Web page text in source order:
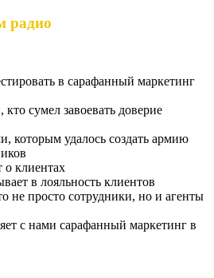
радио
в сарафанный маркетинг
сумел завоевать доверие
которым удалось создать армию
о клиентах
в лояльность клиентов
не просто сотрудники, но и агенты
с нами сарафанный маркетинг в